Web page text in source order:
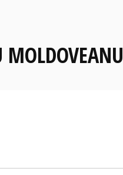
MOLDOVEANU